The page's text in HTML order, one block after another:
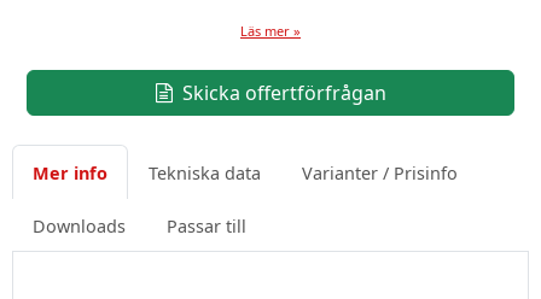
Läs mer »
Skicka offertförfrågan
Mer info Tekniska data Varianter / Prisinfo
Downloads Passar till